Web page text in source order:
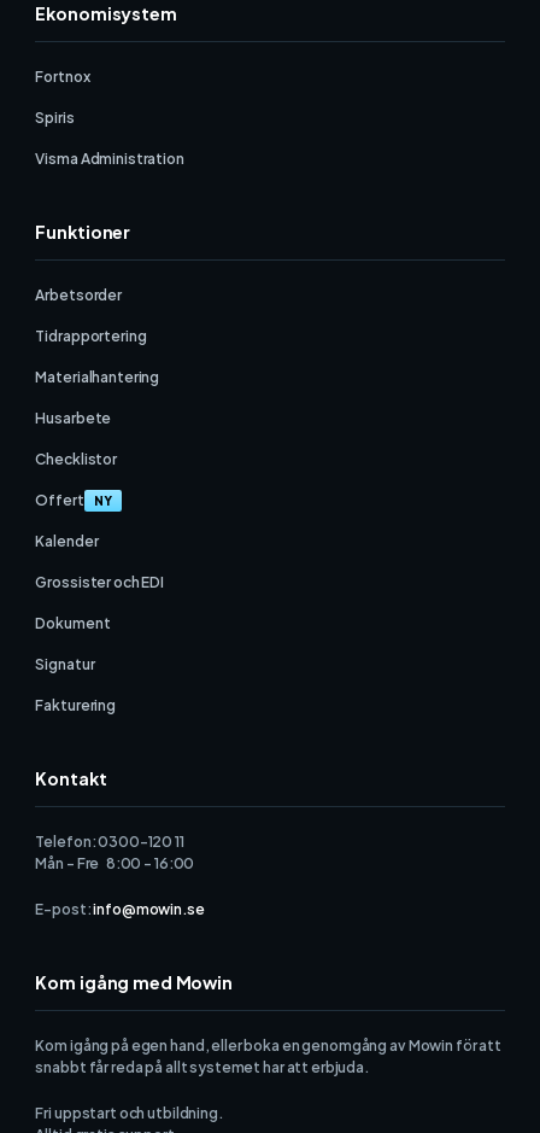
Ekonomisystem
Fortnox
Spiris
Visma Administration
Funktioner
Arbetsorder
Tidrapportering
Materialhantering
Husarbete
Checklistor
Offert NY
Kalender
Grossister och EDI
Dokument
Signatur
Fakturering
Kontakt
Telefon: 0300-120 11
Mån - Fre 8:00 - 16:00
E-post:info@mowin.se
Kom igång med Mowin
Kom igång på egen hand, eller boka en genomgång av Mowin för att
snabbt får reda på allt systemet har att erbjuda.
Fri uppstart och utbildning.